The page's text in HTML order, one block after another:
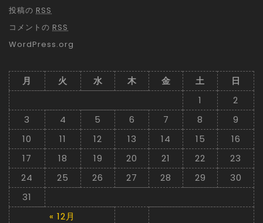
投稿の RSS
コメントの RSS
WordPress.org
月 火 水 木 金 土 日
« 12月
1
2
3
4 5 6 7 8
9
10
11 12 13 14 15
16
17
18 19 20 21 22
23
24
25 26 27 28 29
30
31